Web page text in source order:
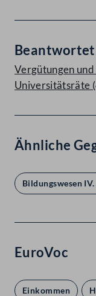
Beantwortet
Vergütungen
Universitätsräte
Ähnliche
Bildungswesen
EuroVoc
Einkommen